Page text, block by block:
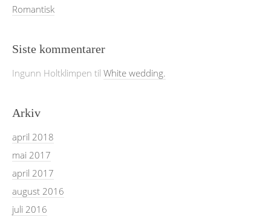
Romantisk
Siste kommentarer
Ingunn Holtklimpen til White wedding.
Arkiv
april 2018
mai 2017
april 2017
august 2016
juli 2016